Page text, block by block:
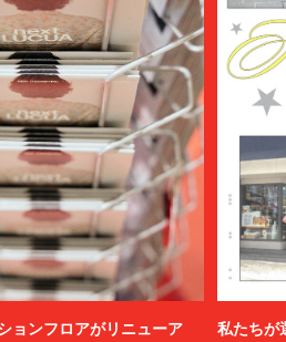
ョンフロアがリニューア 私たちが